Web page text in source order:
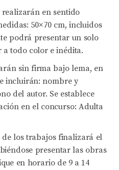
realizarán en sentido
50×70 cm, incluidos
podrá presentar un solo
todo color e inédita.
sin firma bajo lema, en
incluirán: nombre y
del autor. Se establece
en el concurso: Adulta
los trabajos finalizará el
presentar las obras
en horario de 9 a 14